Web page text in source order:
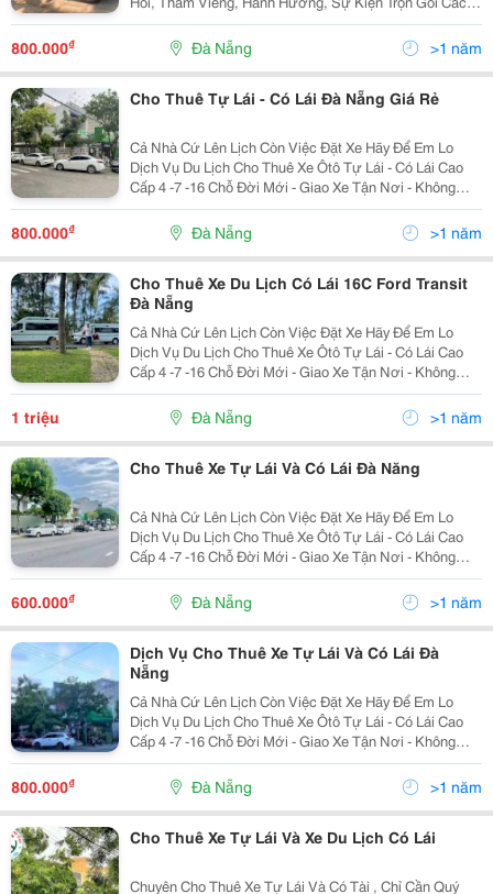
Dòng Xe Từ 4 Chỗ Đến 45 Chỗ Đời Mới, Hiện Đại. &Zwj;
✈️ Cho Thuê Tài Xế Riêng...
800.000₫ Đà Nẵng >1 năm
Cho Thuê Tự Lái - Có Lái Đà Nẵng Giá Rẻ
Cả Nhà Cứ Lên Lịch Còn Việc Đặt Xe Hãy Để Em Lo
Dịch Vụ Du Lịch Cho Thuê Xe Ôtô Tự Lái - Có Lái Cao
Cấp 4 -7 -16 Chỗ Đời Mới - Giao Xe Tận Nơi - Không
Tính Phí Rửa Xe - Xe Luôn Luôn Sạch Sẽ Khi Giao Cho
Khách - Phục Vụ 24/24 -...
800.000₫ Đà Nẵng >1 năm
Cho Thuê Xe Du Lịch Có Lái 16C Ford Transit
Đà Nẵng
Cả Nhà Cứ Lên Lịch Còn Việc Đặt Xe Hãy Để Em Lo
Dịch Vụ Du Lịch Cho Thuê Xe Ôtô Tự Lái - Có Lái Cao
Cấp 4 -7 -16 Chỗ Đời Mới - Giao Xe Tận Nơi - Không
Tính Phí Rửa Xe - Xe Luôn Luôn Sạch Sẽ Khi Giao Cho
Khách - Phục Vụ 24/24 -...
1 triệu Đà Nẵng >1 năm
Cho Thuê Xe Tự Lái Và Có Lái Đà Năng
Cả Nhà Cứ Lên Lịch Còn Việc Đặt Xe Hãy Để Em Lo
Dịch Vụ Du Lịch Cho Thuê Xe Ôtô Tự Lái - Có Lái Cao
Cấp 4 -7 -16 Chỗ Đời Mới - Giao Xe Tận Nơi - Không
Tính Phí Rửa Xe - Xe Luôn Luôn Sạch Sẽ Khi Giao Cho
Khách - Phục Vụ 24/24 -...
600.000₫ Đà Nẵng >1 năm
Dịch Vụ Cho Thuê Xe Tự Lái Và Có Lái Đà
Nẵng
Cả Nhà Cứ Lên Lịch Còn Việc Đặt Xe Hãy Để Em Lo
Dịch Vụ Du Lịch Cho Thuê Xe Ôtô Tự Lái - Có Lái Cao
Cấp 4 -7 -16 Chỗ Đời Mới - Giao Xe Tận Nơi - Không
Tính Phí Rửa Xe - Xe Luôn Luôn Sạch Sẽ Khi Giao Cho
Khách - Phục Vụ 24/24 -...
800.000₫ Đà Nẵng >1 năm
Cho Thuê Xe Tự Lái Và Xe Du Lịch Có Lái
Chuyên Cho Thuê Xe Tự Lái Và Có Tài , Chỉ Cần Quý